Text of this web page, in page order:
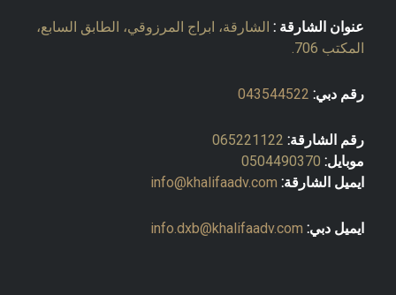
عنوان الشارقة : الشارقة، ابراج المرزوقي، الطابق السابع،
المكتب 706.
رقم دبي: 043544522
رقم الشارقة: 065221122
موبايل: 0504490370
ايميل الشارقة: info@khalifaadv.com
ايميل دبي: info.dxb@khalifaadv.com